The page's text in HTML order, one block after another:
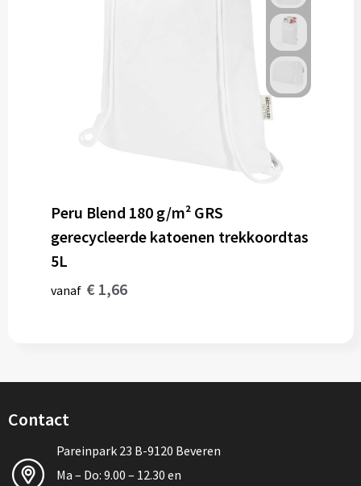
Peru Blend 180 g/m² GRS
gerecycleerde katoenen trekkoordtas
5L
vanaf € 1,66
Contact
Pareinpark 23 B-9120 Beveren
Ma – Do: 9.00 – 12.30 en